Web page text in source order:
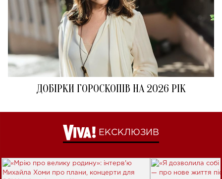
ДОБІРКИ ГОРОСКОПІВ НА 2026 РІК
ЕКСКЛЮЗИВ